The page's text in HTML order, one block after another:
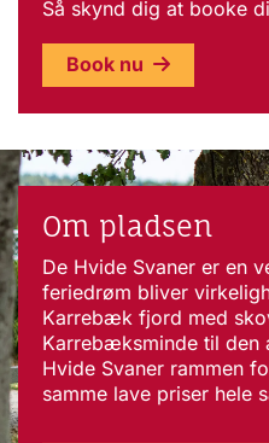
Så skynd dig at booke
Book nu
Om pladsen
De Hvide Svaner er en
feriedrøm bliver
Karrebæk fjord med
Karrebæksminde til den
Hvide Svaner rammen
samme lave priser hele